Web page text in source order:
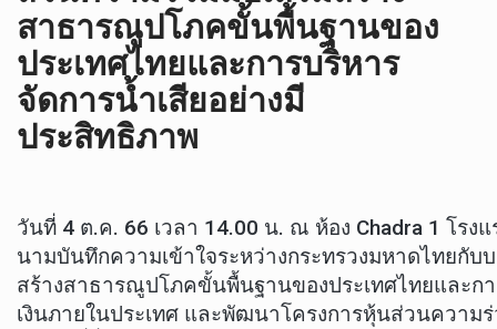
สาธารณูปโภคขั้นพื้นฐานของ
ประเทศไทยและการบริหาร
จัดการน้ำเสียอย่างมี
ประสิทธิภาพ
วันที่ 4 ต.ค. 66 เวลา 14.00 น. ณ ห้อง Chadra 1 โร
นามบันทึกความเข้าใจระหว่างกระทรวงมหาดไทยกับ
สร้างสาธารณูปโภคขั้นพื้นฐานของประเทศไทยและก
เงินภายในประเทศ และพัฒนาโครงการหุ้นส่วนความ